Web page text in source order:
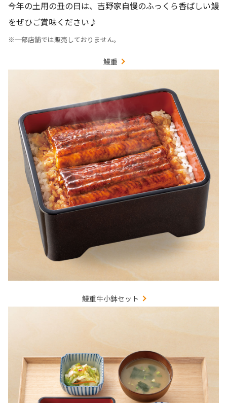
今年の土用の丑の日は、吉野家自慢のふっくら香ばしい鰻
をぜひご賞味ください♪
※一部店舗では販売しておりません。
鰻重
鰻重牛小鉢セット